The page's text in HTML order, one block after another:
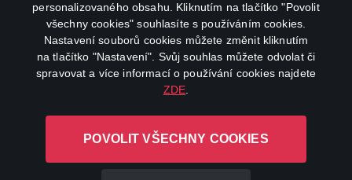
personalizovaného obsahu. Kliknutím na tlačítko "Povolit
všechny cookies" souhlasíte s používáním cookies.
Nastavení souborů cookies můžete změnit kliknutím
na tlačítko "Nastavení". Svůj souhlas můžete odvolat či
spravovat a více informací o používání cookies najdete
ZDE
POVOLIT VŠECHNY COOKIES
youtube
L-1246 Luxembourg R.C.S.